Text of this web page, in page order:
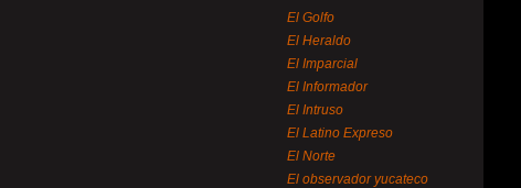
El Golfo
El Heraldo
El Imparcial
El Informador
El Intruso
El Latino Expreso
El Norte
El observador yucateco